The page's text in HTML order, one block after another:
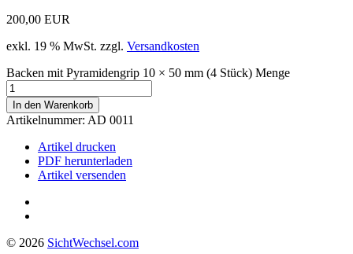
200,00 EUR
exkl. 19 % MwSt. zzgl. Versandkosten
Backen mit Pyramidengrip 10 × 50 mm (4 Stück) Menge
In den Warenkorb
Artikelnummer: AD 0011
Artikel drucken
PDF herunterladen
Artikel versenden
© 2026 SichtWechsel.com